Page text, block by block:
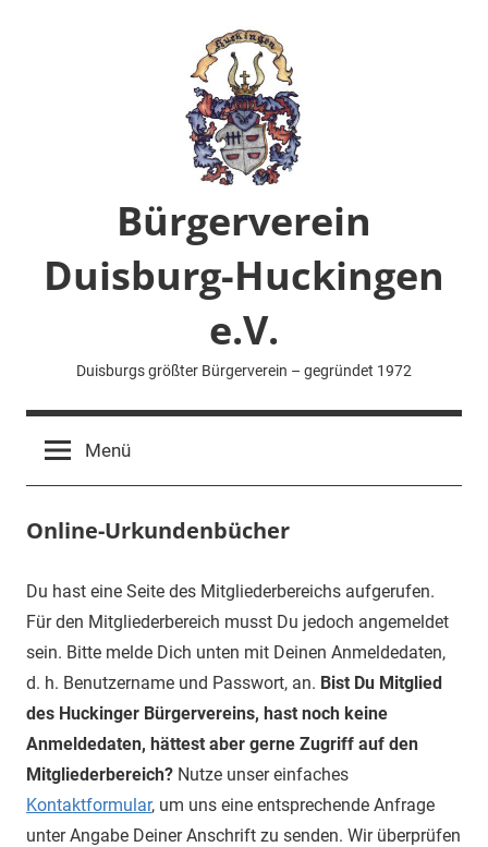
Bürgerverein
Duisburg-Huckingen
e.V.
Duisburgs größter Bürgerverein – gegründet 1972
Menü
Online-Urkundenbücher
Du hast eine Seite des Mitgliederbereichs aufgerufen.
Für den Mitgliederbereich musst Du jedoch angemeldet
sein. Bitte melde Dich unten mit Deinen Anmeldedaten,
d. h. Benutzername und Passwort, an. Bist Du Mitglied
des Huckinger Bürgervereins, hast noch keine
Anmeldedaten, hättest aber gerne Zugriff auf den
Mitgliederbereich? Nutze unser einfaches
Kontaktformular, um uns eine entsprechende Anfrage
unter Angabe Deiner Anschrift zu senden. Wir überprüfen